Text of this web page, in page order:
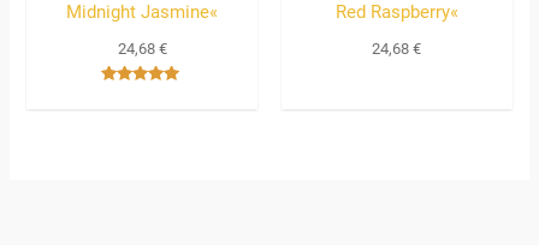
Midnight Jasmine«
24,68 €
Red Raspberry«
24,68€